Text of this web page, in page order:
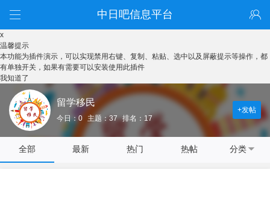
中日吧信息平台
x
温馨提示
本功能为插件演示，可以实现禁用右键、复制、粘贴、选中以及屏蔽提示等操作，都
有单独开关，如果有需要可以安装使用此插件
我知道了
留学移民
今日：0 主题：37 排名：17
+发帖
全部 最新 热门 热帖 分类